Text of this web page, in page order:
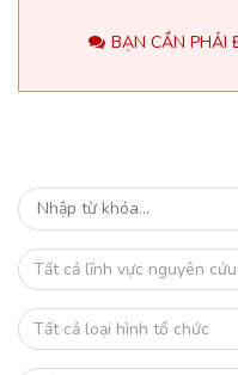
BẠN CẦN PHẢI
Tất cả lĩnh vực nguyên cứu
Tất cả loại hình tổ chức